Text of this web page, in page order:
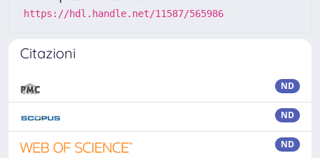
https://hdl.handle.net/11587/565986
Citazioni
ND
ND
ND